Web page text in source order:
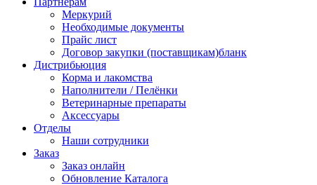
Меркурий
Необходимые документы
Прайс лист
Договор закупки (поставщикам)бланк
Дистрибьюция
Корма и лакомства
Наполнители / Пелёнки
Ветеринарные препараты
Аксессуары
Отделы
Наши сотрудники
Заказ
Заказ онлайн
Обновление Каталога